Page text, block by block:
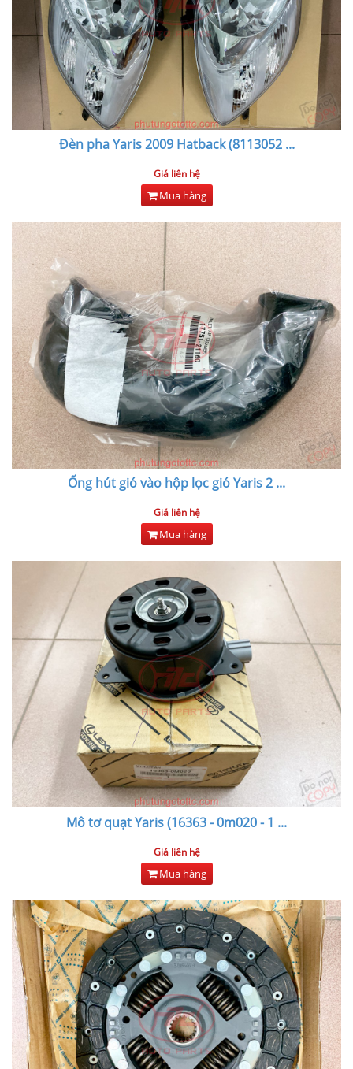
Đèn pha Yaris 2009 Hatback (8113052...
Giá liên hệ
Mua hàng
Ống hút gió vào hộp lọc gió Yaris 2 ...
Giá liên hệ
Mua hàng
Mô tơ quạt Yaris (16363 - 0m020 - 1 ...
Giá liên hệ
Mua hàng